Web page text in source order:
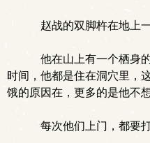
赵战的双脚杵在地上一
他在山上有一个栖身
时间，他都是住在洞穴里，
饿的原因在，更多的是他不
每次他们上门，都要